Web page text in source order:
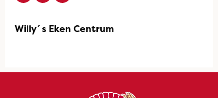
Willy´s Eken Centrum